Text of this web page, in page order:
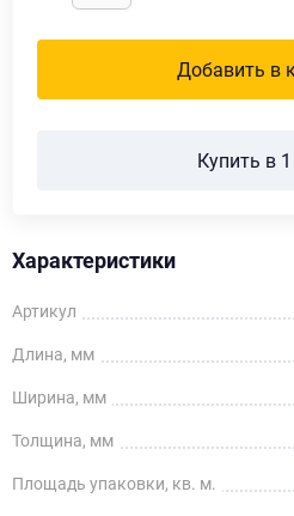
Добавить в
Купить в
Характеристики
Артикул
Длина, мм
Ширина, мм
Толщина, мм
Площадь упаковки, кв. м.